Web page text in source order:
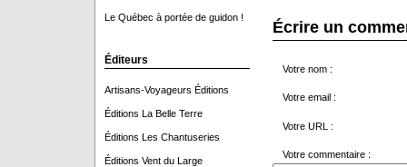
Le Québec à portée de guidon !
Éditeurs
Artisans-Voyageurs Éditions
Éditions La Belle Terre
Éditions Les Chantuseries
Éditions Vent du Large
Écrire un
Votre nom :
Votre email :
Votre URL :
Votre commentaire :